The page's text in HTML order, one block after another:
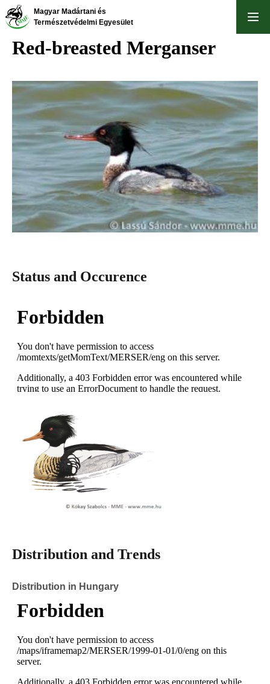
Skip
to
content
Magyar Madártani és
Természetvédelmi Egyesület
Red-breasted Merganser
Status and Occurence
Distribution and Trends
Distribution in Hungary